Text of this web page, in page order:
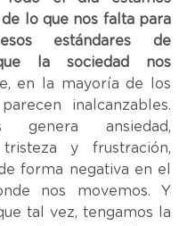
lo que nos falta para
estándares de
la sociedad nos
en la mayoría de los
inalcanzables.
genera ansiedad,
tristeza y frustración,
forma negativa en el
nos movemos. Y
tal vez, tengamos la